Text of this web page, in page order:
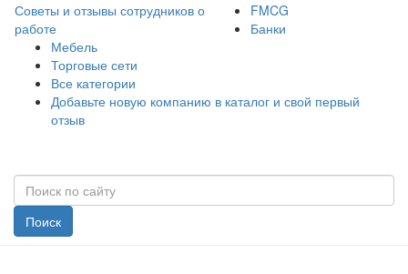
Советы и отзывы сотрудников о
работе
FMCG
Банки
Мебель
Торговые сети
Все категории
Добавьте новую компанию в каталог и свой первый
отзыв
Поиск